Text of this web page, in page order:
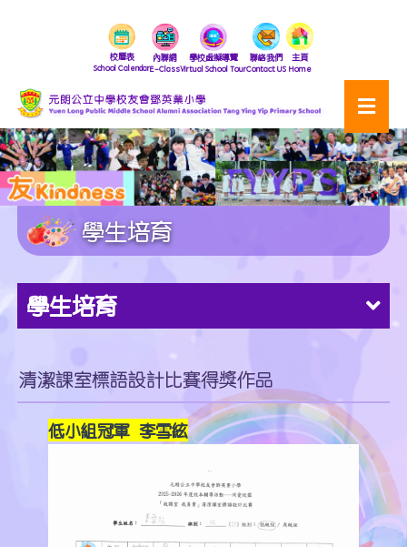
校曆表
School Calendar
內聯網
E-Class
學校虛擬導覽
Virtual School Tour
聯絡我們
Contact US
主頁
Home
學生培育
學生培育
清潔課室標語設計比賽得獎作品
低小組冠軍 李雪絃